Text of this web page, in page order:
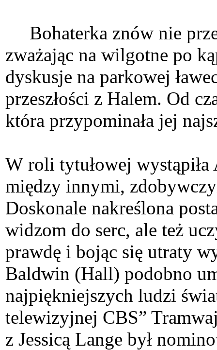
Bohaterka znów nie
zważając na wilgotne po
dyskusje na parkowej
przeszłości z Halem. Od
która przypominała jej
W roli tytułowej
między innymi,
Doskonale nakreślona
widzom do serc, ale też
prawdę i bojąc się utraty
Baldwin (Hall) podobno
najpiękniejszych ludzi
telewizyjnej CBS”
z Jessicą Lange był